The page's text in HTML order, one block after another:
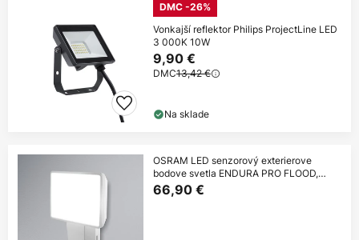
DMC -26%
Vonkajší reflektor Philips ProjectLine LED
3 000K 10W
9,90 €
DMC13,42 €
Na sklade
OSRAM LED senzorový exterierove
bodove svetla ENDURA PRO FLOOD,
biely, 15 W
66,90 €